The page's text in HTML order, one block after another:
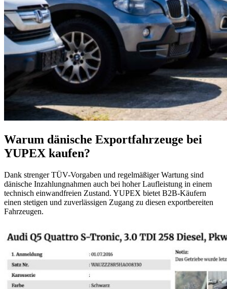
Warum dänische Exportfahrzeuge bei
YUPEX kaufen?
Dank strenger TÜV-Vorgaben und regelmäßiger Wartung sind
dänische Inzahlungnahmen auch bei hoher Laufleistung in einem
technisch einwandfreien Zustand. YUPEX bietet B2B-Käufern
einen stetigen und zuverlässigen Zugang zu diesen exportbereiten
Fahrzeugen.